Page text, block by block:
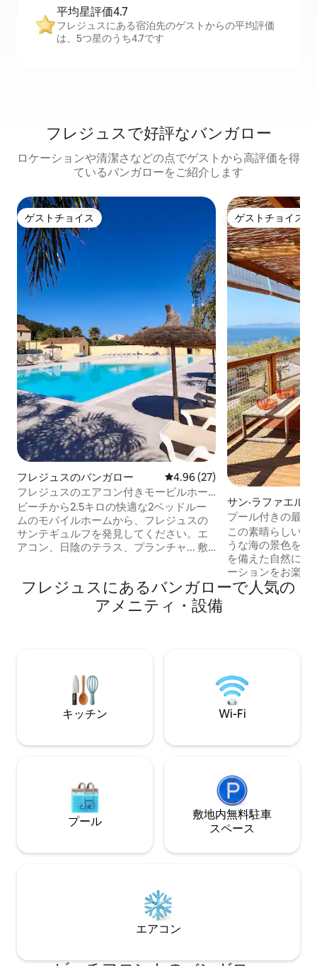
平均星評価4.7
フレジュスにある宿泊先のゲストからの平均評価
は、5つ星のうち4.7です
フレジュスで好評なバンガロー
ロケーションや清潔さなどの点でゲストから高評価を得
ているバンガローをご紹介します
ゲストチョイス
ゲストチョイス
フレジュスのバンガロー レビュー27件、5つ星中4.96つ
4.96 (27)
フレジュスのエアコン付きモービルホー
ム「Europcamping」
ビーチから2.5キロの快適な2ベッドルー
ムのモバイルホームから、フレジュスの
サンテギュルフを発見してください。エ
アコン、日陰のテラス、プランチャ... 敷
ング場、子供用プレイグラウンド、サッ
カー場、キャンプ場の裏からアクセスで
きるヴィルペイの池での釣り。 近くにカ
ゲストチョイス
ゲストチョイス
サン·ラファエル
プール付きの最高
ッジ
この素晴らしいロ
うな海の景色を
を備えた自然に囲
ーションをお楽し
2.50mの大きな窓
キャンプ場ドメ
面したエアコン付
ります。もうここ
せん..！
フレジュスにあるバンガローで人気の
アメニティ・設備
キッチン Wi-Fi
プール
敷地内無料駐⁠車
ス⁠ペ⁠ー⁠ス
エアコン